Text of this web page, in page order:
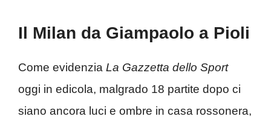
Il Milan da Giampaolo a Pioli
Come evidenzia La Gazzetta dello Sport
oggi in edicola, malgrado 18 partite dopo ci
siano ancora luci e ombre in casa rossonera,